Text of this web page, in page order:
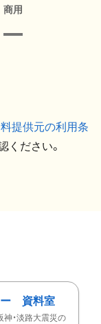
商用
提供元の利用条
ください。
ー 資料室
神・淡路大震災の